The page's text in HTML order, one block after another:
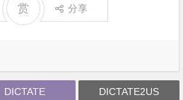
赏 分享
DICTATE DICTATE2US